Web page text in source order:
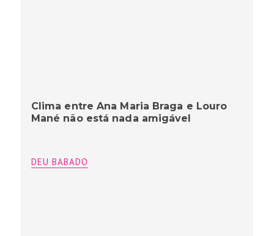
Clima entre Ana Maria Braga e Louro
Mané não está nada amigável
DEU BABADO